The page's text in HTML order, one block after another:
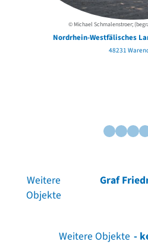
© Michael Schmalenstroer;
Nordrhein-Westfälisches
48231
Weitere
Objekte
Graf
Weitere Objekte -